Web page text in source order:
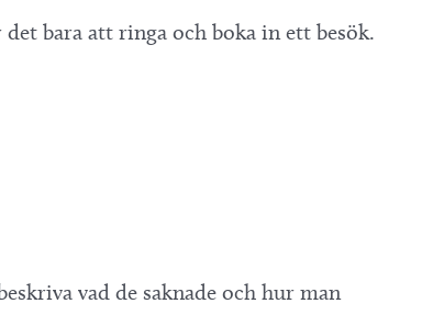
bara att ringa och boka in ett besök.
vad de saknade och hur man